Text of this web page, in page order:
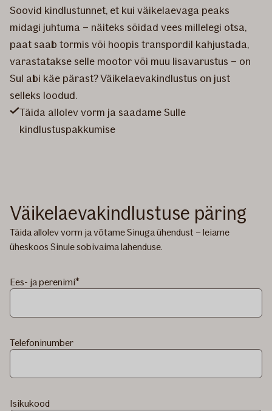
Soovid kindlustunnet, et kui väikelaevaga peaks
midagi juhtuma – näiteks sõidad vees millelegi otsa,
paat saab tormis või hoopis transpordil kahjustada,
varastatakse selle mootor või muu lisavarustus – on
Sul abi käe pärast? Väikelaevakindlustus on just
selleks loodud.
Täida allolev vorm ja saadame Sulle
kindlustuspakkumise
Väikelaevakindlustuse päring
Täida allolev vorm ja võtame Sinuga ühendust – leiame
üheskoos Sinule sobivaima lahenduse.
Ees- ja perenimi
Telefoninumber
Isikukood